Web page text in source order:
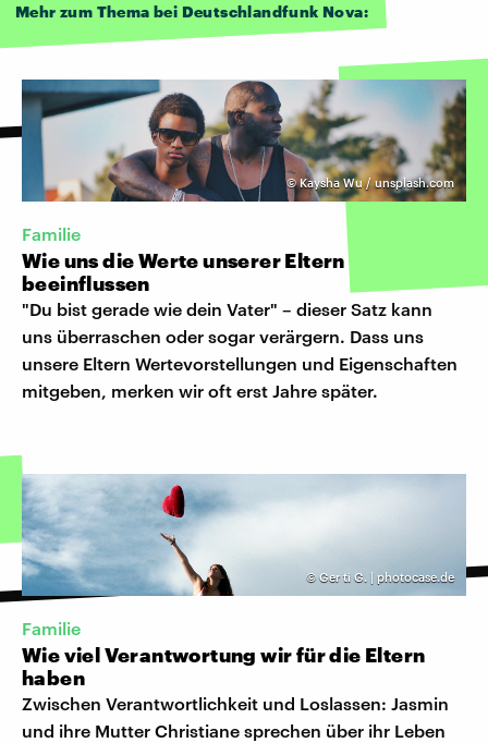
Mehr zum Thema bei Deutschlandfunk Nova:
©Kaysha Wu / unsplash.com
Familie
Wie uns die Werte unserer Eltern
beeinflussen
"Du bist gerade wie dein Vater" – dieser Satz kann
uns überraschen oder sogar verärgern. Dass uns
unsere Eltern Wertevorstellungen und Eigenschaften
mitgeben, merken wir oft erst Jahre später.
©Ger ti G. | photocase.de
Familie
Wie viel Verantwortung wir für die Eltern
haben
Zwischen Verantwortlichkeit und Loslassen: Jasmin
und ihre Mutter Christiane sprechen über ihr Leben